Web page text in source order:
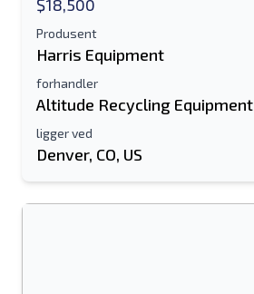
$18,500
Produsent
Harris Equipment
forhandler
Altitude Recycling Equipment
ligger ved
Denver, CO, US